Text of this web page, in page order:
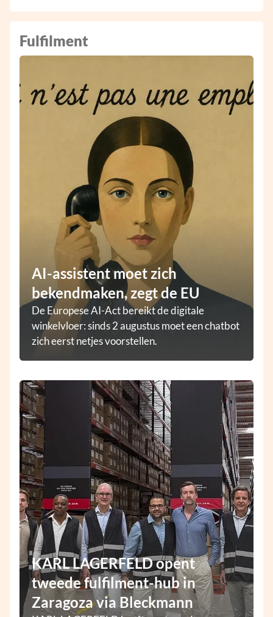
Fulfilment
AI-assistent moet zich
bekendmaken, zegt de EU
De Europese AI-Act bereikt de digitale
winkelvloer: sinds 2 augustus moet een chatbot
zich eerst netjes voorstellen.
KARL LAGERFELD opent
tweede fulfilment-hub in
Zaragoza via Bleckmann